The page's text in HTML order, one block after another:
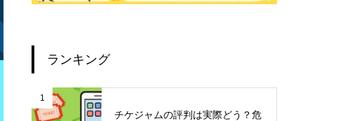
ランキング
1
チケジャムの評判は実際どう？危